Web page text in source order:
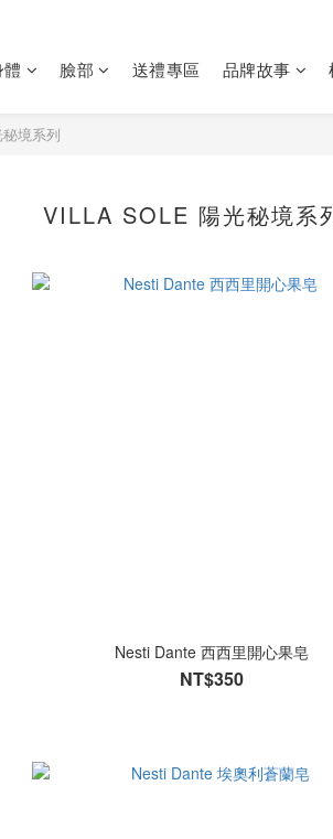
臉部 送禮專區 品牌故事
境系列
VILLA SOLE 陽光秘境系
Nesti Dante 西西里開心果皂
NT$350